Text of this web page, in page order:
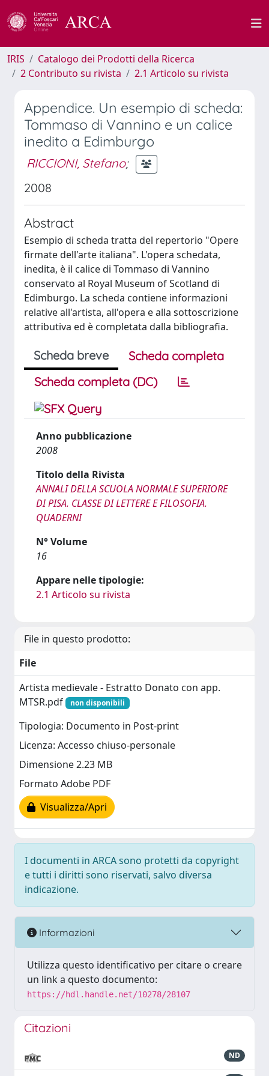
IRIS
Catalogo dei Prodotti della Ricerca
2 Contributo su rivista
2.1 Articolo su rivista
Appendice. Un esempio di scheda:
Tommaso di Vannino e un calice
inedito a Edimburgo
RICCIONI, Stefano;
2008
Abstract
Esempio di scheda tratta del repertorio "Opere
firmate dell'arte italiana". L'opera schedata,
inedita, è il calice di Tommaso di Vannino
conservato al Royal Museum of Scotland di
Edimburgo. La scheda contiene informazioni
relative all'artista, all'opera e alla sottoscrizione
attributiva ed è completata dalla bibliografia.
Scheda breve
Scheda completa
Scheda completa (DC)
Anno pubblicazione
2008
Titolo della Rivista
ANNALI DELLA SCUOLA NORMALE SUPERIORE
DI PISA. CLASSE DI LETTERE E FILOSOFIA.
QUADERNI
N° Volume
16
Appare nelle tipologie:
2.1 Articolo su rivista
File in questo prodotto:
File
Artista medievale - Estratto Donato con app.
MTSR.pdf
non disponibili
Tipologia: Documento in Post-print
Licenza: Accesso chiuso-personale
Dimensione 2.23 MB
Formato Adobe PDF
Visualizza/Apri
I documenti in ARCA sono protetti da copyright
e tutti i diritti sono riservati, salvo diversa
indicazione.
Informazioni
Utilizza questo identificativo per citare o creare
un link a questo documento:
https://hdl.handle.net/10278/28107
Citazioni
ND